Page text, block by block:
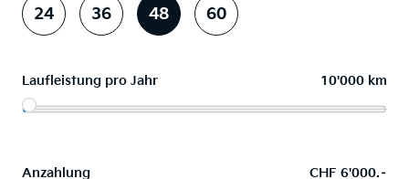
24 36 48 60
Laufleistung pro Jahr 10'000 km
Anzahlung CHF 6'000.–